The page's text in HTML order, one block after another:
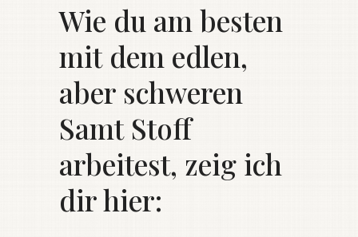
Wie du am besten
mit dem edlen,
aber schweren
Samt Stoff
arbeitest, zeig ich
dir hier: